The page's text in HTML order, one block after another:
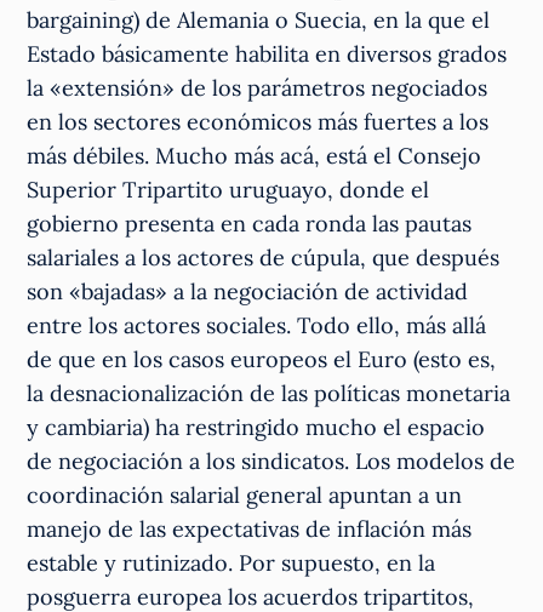
bargaining) de Alemania o Suecia, en la que el
Estado básicamente habilita en diversos grados
la «extensión» de los parámetros negociados
en los sectores económicos más fuertes a los
más débiles. Mucho más acá, está el Consejo
Superior Tripartito uruguayo, donde el
gobierno presenta en cada ronda las pautas
salariales a los actores de cúpula, que después
son «bajadas» a la negociación de actividad
entre los actores sociales. Todo ello, más allá
de que en los casos europeos el Euro (esto es,
la desnacionalización de las políticas monetaria
y cambiaria) ha restringido mucho el espacio
de negociación a los sindicatos. Los modelos de
coordinación salarial general apuntan a un
manejo de las expectativas de inflación más
estable y rutinizado. Por supuesto, en la
posguerra europea los acuerdos tripartitos,